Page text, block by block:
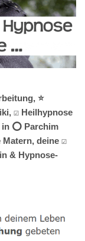
⭐
☑️ Heilhypnose
⭕ Parchim
Matern, deine ☑️
& Hypnose-